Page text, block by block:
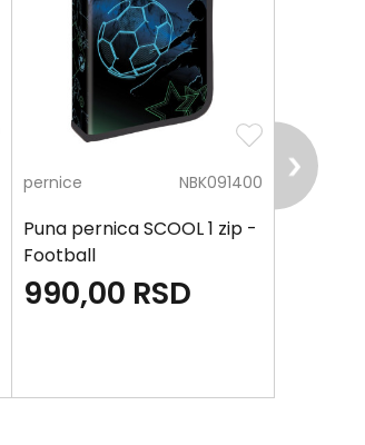
pernice NBK091400
Puna pernica SCOOL 1 zip -
Football
990,00 RSD
pernice